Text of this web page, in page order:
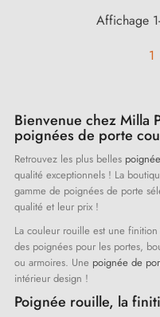
Affichage
1
Bienvenue chez Milla
poignées de porte
Retrouvez les plus belles
qualité exceptionnels ! La
gamme de poignées de porte
qualité et leur prix !
La couleur rouille est une
des poignées pour les portes,
ou armoires. Une poignée de
intérieur design !
Poignée rouille, la